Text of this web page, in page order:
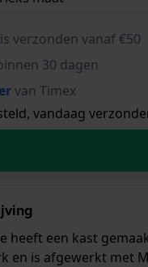
verzonden vanaf €50
30 dagen
van Timex
vandaag
heeft een kast
en is afgewerkt met